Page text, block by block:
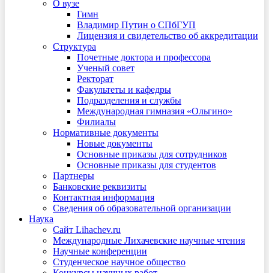
О вузе
Гимн
Владимир Путин о СПбГУП
Лицензия и свидетельство об аккредитации
Структура
Почетные доктора и профессора
Ученый совет
Ректорат
Факультеты и кафедры
Подразделения и службы
Международная гимназия «Ольгино»
Филиалы
Нормативные документы
Новые документы
Основные приказы для сотрудников
Основные приказы для студентов
Партнеры
Банковские реквизиты
Контактная информация
Сведения об образовательной организации
Наука
Сайт Lihachev.ru
Международные Лихачевские научные чтения
Научные конференции
Студенческое научное общество